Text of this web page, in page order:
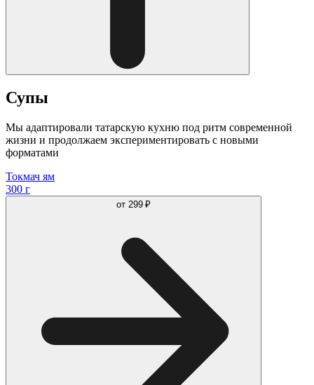
Супы
Мы адаптировали татарскую кухню под ритм современной
жизни и продолжаем экспериментировать с новыми
форматами
Токмач ям
300 г
от 299 ₽